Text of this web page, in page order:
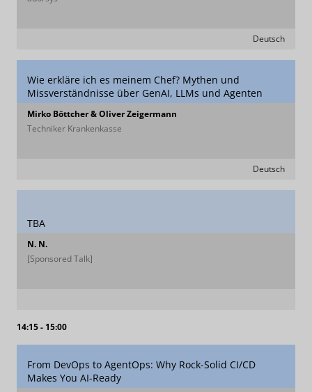
Deutsch
Wie erkläre ich es meinem Chef? Mythen und
Missverständnisse über GenAI, LLMs und Agenten
Mirko Böttcher & Oliver Zeigermann
Techniker Krankenkasse
Deutsch
TBA
N. N.
[Sponsored Talk]
14:15 - 15:00
From DevOps to AgentOps: Why Rock-Solid CI/CD
Makes You AI-Ready